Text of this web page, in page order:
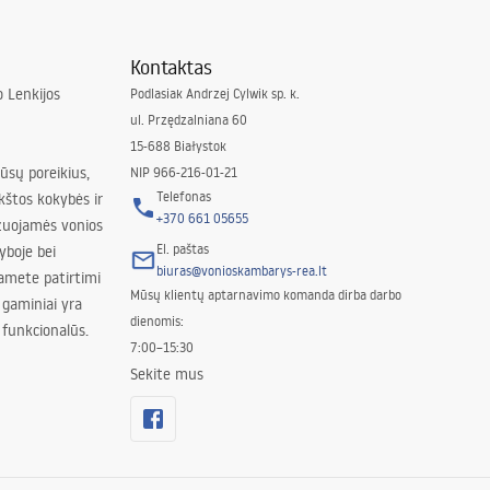
Lenkijos
poreikius,
kokybės ir
vonios
bei
patirtimi
yra
Kontaktas
Podlasiak Andrzej Cylwik sp. k.
ul. Przędzalniana 60
15-688 Białystok
NIP 966-216-01-21
Telefonas
+370 661 05655
El. paštas
biuras@vonioskambarys-rea.lt
Mūsų klientų aptarnavimo komanda dirba darbo
dienomis:
7:00–15:30
Sekite mus